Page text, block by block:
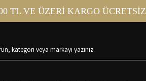
TL VE ÜZERİ KARGO ÜCRETSİZ